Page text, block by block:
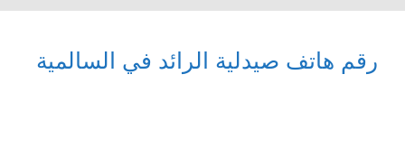
رقم هاتف صيدلية الرائد في السالمیة